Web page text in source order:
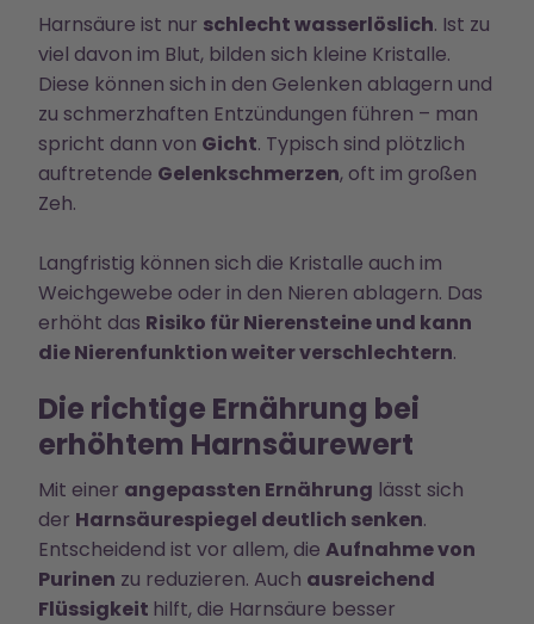
Harnsäure ist nur schlecht wasserlöslich. Ist zu
viel davon im Blut, bilden sich kleine Kristalle.
Diese können sich in den Gelenken ablagern und
zu schmerzhaften Entzündungen führen – man
spricht dann von Gicht. Typisch sind plötzlich
auftretende Gelenkschmerzen, oft im großen
Zeh.
Langfristig können sich die Kristalle auch im
Weichgewebe oder in den Nieren ablagern. Das
erhöht das Risiko für Nierensteine und kann
die Nierenfunktion weiter verschlechtern.
Die richtige Ernährung bei
erhöhtem Harnsäurewert
Mit einer angepassten Ernährung lässt sich
der Harnsäurespiegel deutlich senken.
Entscheidend ist vor allem, die Aufnahme von
Purinen zu reduzieren. Auch ausreichend
Flüssigkeit hilft, die Harnsäure besser